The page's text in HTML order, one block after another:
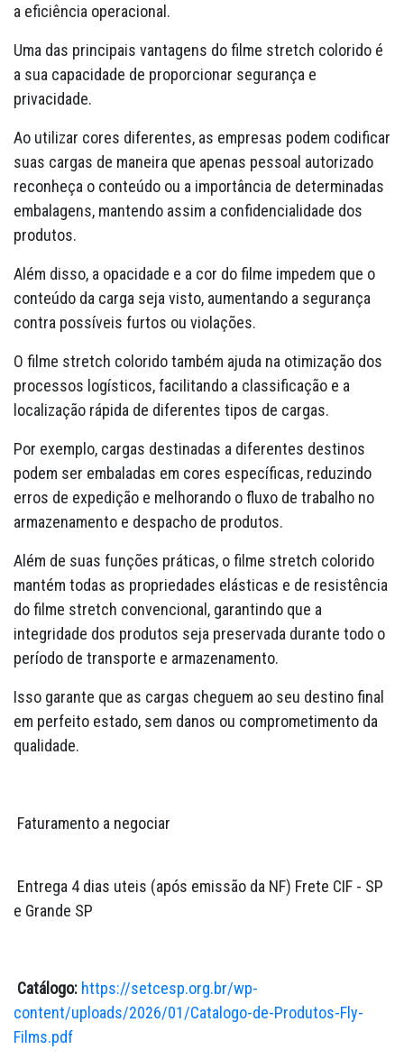
a eficiência operacional.
Uma das principais vantagens do filme stretch colorido é
a sua capacidade de proporcionar segurança e
privacidade.
Ao utilizar cores diferentes, as empresas podem codificar
suas cargas de maneira que apenas pessoal autorizado
reconheça o conteúdo ou a importância de determinadas
embalagens, mantendo assim a confidencialidade dos
produtos.
Além disso, a opacidade e a cor do filme impedem que o
conteúdo da carga seja visto, aumentando a segurança
contra possíveis furtos ou violações.
O filme stretch colorido também ajuda na otimização dos
processos logísticos, facilitando a classificação e a
localização rápida de diferentes tipos de cargas.
Por exemplo, cargas destinadas a diferentes destinos
podem ser embaladas em cores específicas, reduzindo
erros de expedição e melhorando o fluxo de trabalho no
armazenamento e despacho de produtos.
Além de suas funções práticas, o filme stretch colorido
mantém todas as propriedades elásticas e de resistência
do filme stretch convencional, garantindo que a
integridade dos produtos seja preservada durante todo o
período de transporte e armazenamento.
Isso garante que as cargas cheguem ao seu destino final
em perfeito estado, sem danos ou comprometimento da
qualidade.
Faturamento a negociar
Entrega 4 dias uteis (após emissão da NF) Frete CIF - SP
e Grande SP
Catálogo: https://setcesp.org.br/wp-
content/uploads/2026/01/Catalogo-de-Produtos-Fly-
Films.pdf